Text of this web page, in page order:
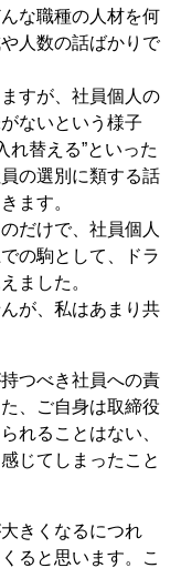
な職種の人材を何
人数の話ばかりで
すが、社員個人の
ないという様子
れ替える”といった
の選別に類する話
ます。
だけで、社員個人
の駒として、ドラ
ました。
が、私はあまり共
つべき社員への責
、ご自身は取締役
れることはない、
じてしまったこと
きくなるにつれ
ると思います。こ